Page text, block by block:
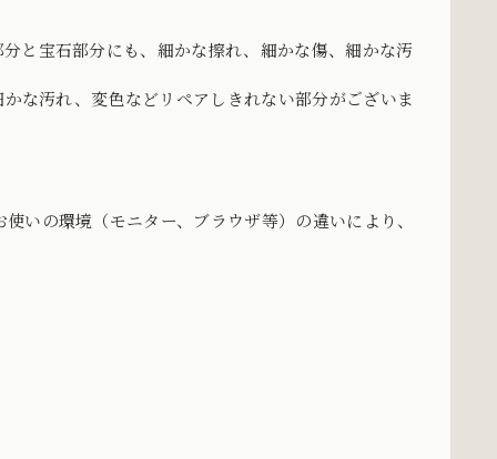
と宝石部分にも、細かな擦れ、細かな傷、細かな汚
な汚れ、変色などリペアしきれない部分がございま
いの環境（モニター、ブラウザ等）の違いにより、